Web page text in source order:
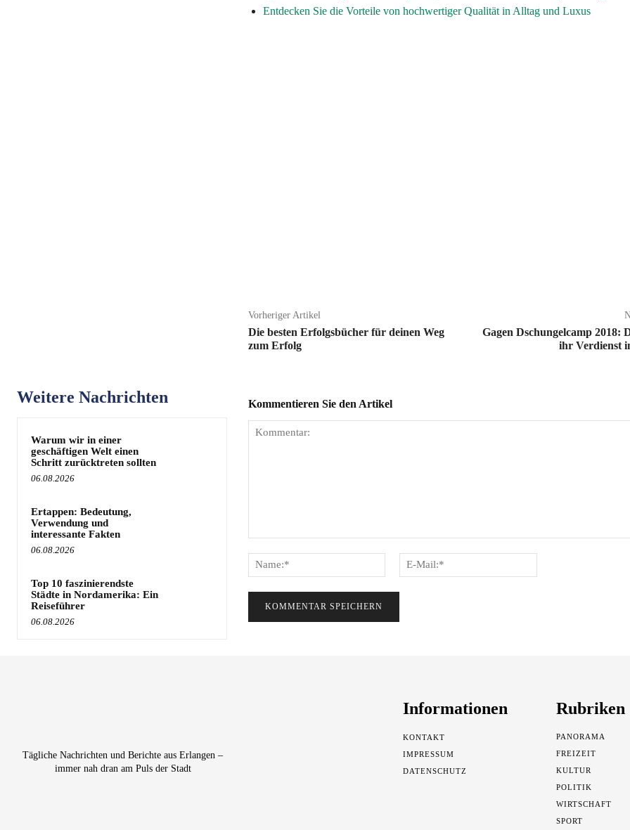
Entdecken Sie die Vorteile von hochwertiger Qualität in Alltag und Luxus
Vorheriger Artikel
Die besten Erfolgsbücher für deinen Weg
zum Erfolg
Gagen Dschungelcamp 2018:
ihr Verdienst
Weitere Nachrichten
Warum wir in einer
geschäftigen Welt einen
Schritt zurücktreten sollten
06.08.2026
Ertappen: Bedeutung,
Verwendung und
interessante Fakten
06.08.2026
Top 10 faszinierendste
Städte in Nordamerika: Ein
Reiseführer
06.08.2026
Kommentieren Sie den Artikel
Name:*
Mail:*
Tägliche Nachrichten und Berichte aus Erlangen –
immer nah dran am Puls der Stadt
Informationen
KONTAKT
IMPRESSUM
DATENSCHUTZ
Rubriken
PANORAMA
FREIZEIT
KULTUR
POLITIK
WIRTSCHAFT
SPORT